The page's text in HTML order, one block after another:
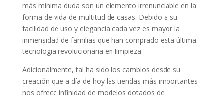
más mínima duda son un elemento irrenunciable en la
forma de vida de multitud de casas. Debido a su
facilidad de uso y elegancia cada vez es mayor la
inmensidad de familias que han comprado esta última
tecnología revolucionaria en limpieza.
Adicionalmente, tal ha sido los cambios desde su
creación que a día de hoy las tiendas más importantes
nos ofrece infinidad de modelos dotados de